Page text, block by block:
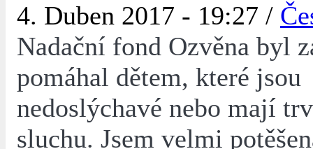
4. Duben 2017 - 19:27 /
Nadační fond Ozvěna byl
pomáhal dětem, které jsou
nedoslýchavé nebo mají
sluchu. Jsem velmi